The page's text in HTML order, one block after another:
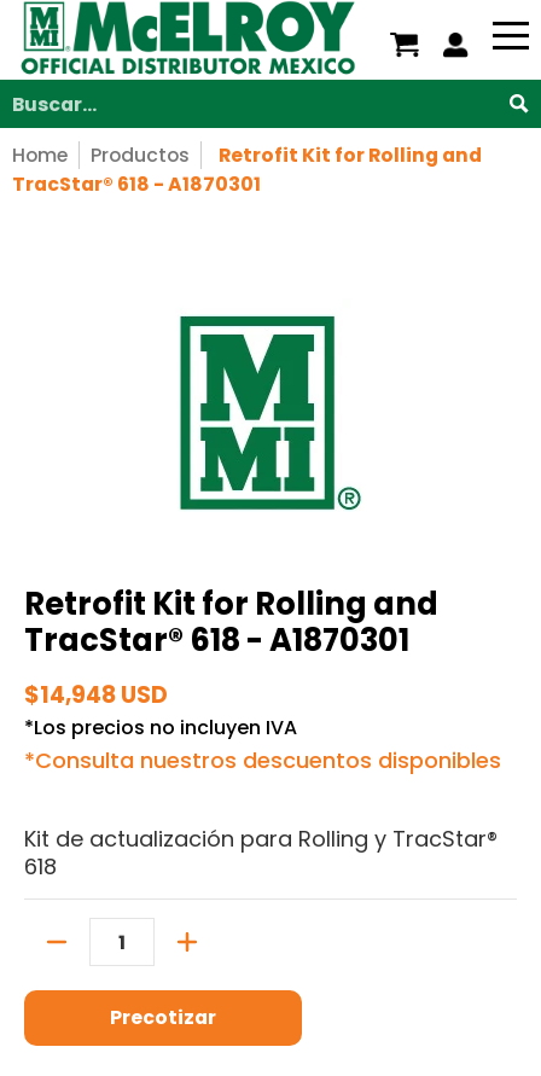
Saltar al contenido principal
Nosotros Servicios Productos Soporte
Buscar...
Home Productos
Retrofit Kit for Rolling and
TracStar® 618 - A1870301
Retrofit Kit for Rolling and
TracStar® 618 - A1870301
$14,948 USD
*Los precios no incluyen IVA
*Consulta nuestros descuentos disponibles
Kit de actualización para Rolling y TracStar®
618